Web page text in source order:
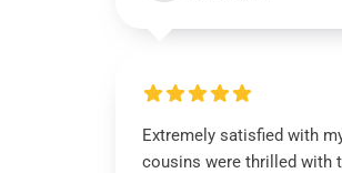
Extremely satisfied with
cousins were thrilled with